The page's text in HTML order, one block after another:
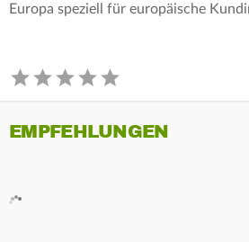
Europa speziell für europäische
EMPFEHLUNGEN